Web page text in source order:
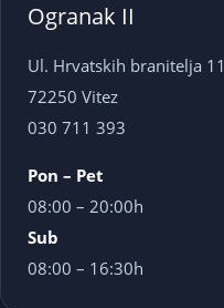
Ogranak II
Ul. Hrvatskih branitelja 11
72250 Vitez
030 711 393
Pon – Pet
08:00 – 20:00h
Sub
08:00 – 16:30h